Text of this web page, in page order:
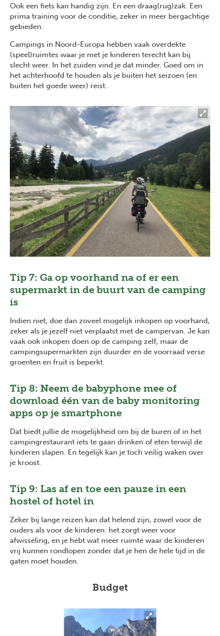
Ook een fiets kan handig zijn. En een draag(rug)zak. Een
prima training voor de conditie, zeker in meer bergachtige
gebieden.
Campings in Noord-Europa hebben vaak overdekte
(speel)ruimtes waar je met je kinderen terecht kan bij
slecht weer. In het zuiden vind je dat minder. Goed om in
het achterhoofd te houden als je buiten het seizoen (en
buiten het goede weer) reist.
Tip 7: Ga op voorhand na of er een
supermarkt in de buurt van de camping
is
Indien niet, doe dan zoveel mogelijk inkopen op voorhand,
zeker als je jezelf niet verplaatst met de campervan. Je kan
vaak ook inkopen doen op de camping zelf, maar de
campingsupermarkten zijn duurder en de voorraad verse
groenten en fruit is beperkt.
Tip 8: Neem de babyphone mee of
download één van de baby monitoring
apps op je smartphone
Dat biedt jullie de mogelijkheid om bij de buren of in het
campingrestaurant iets te gaan drinken of eten terwijl de
kinderen slapen. En tegelijk kan je toch veilig waken over
je kroost.
Tip 9: Las af en toe een pauze in een
hostel of hotel in
Zeker bij lange reizen kan dat helend zijn, zowel voor de
ouders als voor de kinderen: het zorgt weer voor
afwisseling, en je hebt wat meer ruimte waar de kinderen
vrij kunnen rondlopen zonder dat je hen de hele tijd in de
gaten moet houden.
Budget